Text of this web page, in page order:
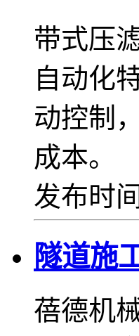
带式压
自动化
动控制
成本。
发布时
隧道施
蓓德机